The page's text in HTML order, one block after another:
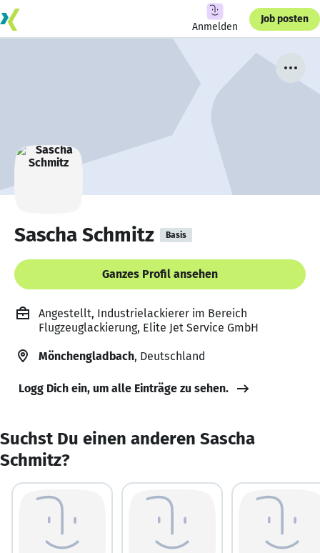
Anmelden
Job posten
Sascha Schmitz Basis
Ganzes Profil ansehen
Angestellt, Industrielackierer im Bereich
Flugzeuglackierung, Elite Jet Service GmbH
Mönchengladbach, Deutschland
Logg Dich ein, um alle Einträge zu sehen.
Suchst Du einen anderen Sascha
Schmitz?